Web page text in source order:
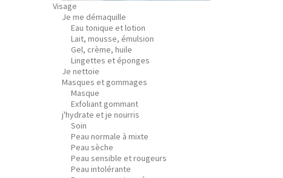
Visage
Je me démaquille
Eau tonique et lotion
Lait, mousse, émulsion
Gel, crème, huile
Lingettes et éponges
Je nettoie
Masques et gommages
Masque
Exfoliant gommant
j'hydrate et je nourris
Soin
Peau normale à mixte
Peau sèche
Peau sensible et rougeurs
Peau intolérante